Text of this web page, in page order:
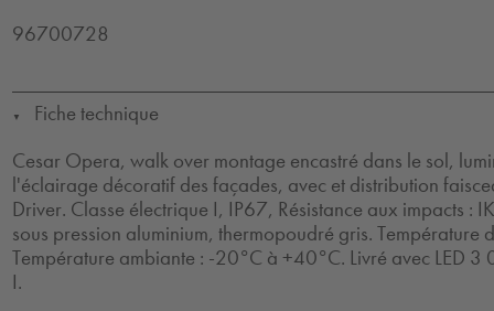
96700728
▼
Fiche technique
Cesar Opera, walk over montage encastré dans le sol,
l'éclairage décoratif des façades, avec et distribution
Driver. Classe électrique I, IP67, Résistance aux impacts :
sous pression aluminium, thermopoudré gris. Température
Température ambiante : -20°C à +40°C. Livré avec LED 3
I.